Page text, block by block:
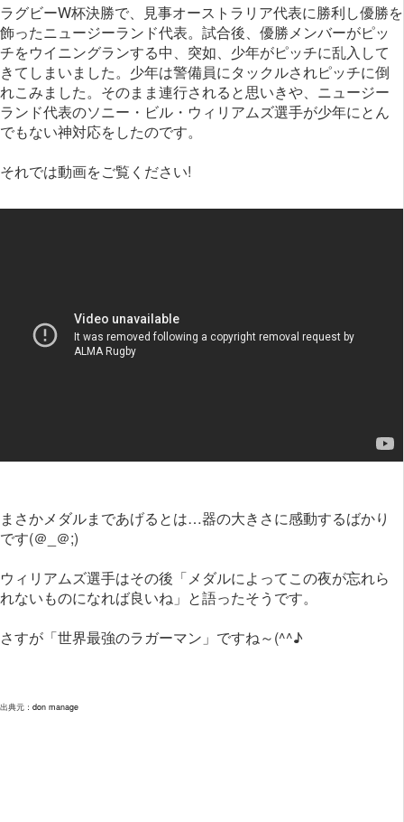
ラグビーW杯決勝で、見事オーストラリア代表に勝利し優勝を
飾ったニュージーランド代表。試合後、優勝メンバーがピッ
チをウイニングランする中、突如、少年がピッチに乱入して
きてしまいました。少年は警備員にタックルされピッチに倒
れこみました。そのまま連行されると思いきや、ニュージー
ランド代表のソニー・ビル・ウィリアムズ選手が少年にとん
でもない神対応をしたのです。
それでは動画をご覧ください!
まさかメダルまであげるとは…器の大きさに感動するばかり
です(＠_＠;)
ウィリアムズ選手はその後「メダルによってこの夜が忘れら
れないものになれば良いね」と語ったそうです。
さすが「世界最強のラガーマン」ですね～(^^♪
出典元： don manage